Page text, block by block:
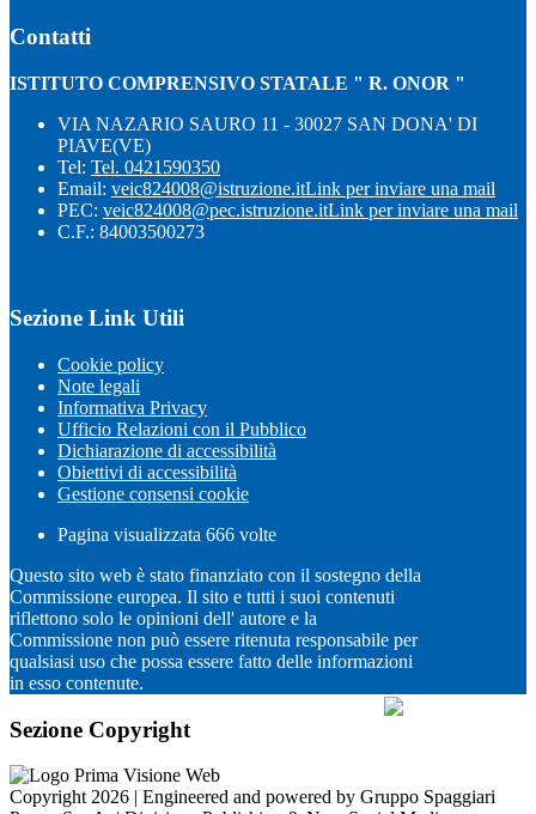
Contatti
ISTITUTO COMPRENSIVO STATALE " R. ONOR "
VIA NAZARIO SAURO 11 - 30027 SAN DONA' DI
PIAVE(VE)
Tel: Tel. 0421590350
Email: veic824008@istruzione.itLink per inviare una mail
PEC: veic824008@pec.istruzione.itLink per inviare una mail
C.F.: 84003500273
Sezione Link Utili
Cookie policy
Note legali
Informativa Privacy
Ufficio Relazioni con il Pubblico
Dichiarazione di accessibilità
Obiettivi di accessibilità
Gestione consensi cookie
Pagina visualizzata 666 volte
Questo sito web è stato finanziato con il sostegno della
Commissione europea. Il sito e tutti i suoi contenuti
riflettono solo le opinioni dell' autore e la
Commissione non può essere ritenuta responsabile per
qualsiasi uso che possa essere fatto delle informazioni
in esso contenute.
Sezione Copyright
Copyright 2026 | Engineered and powered by Gruppo Spaggiari